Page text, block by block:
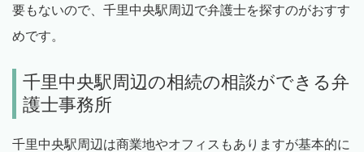
要もないので、千里中央駅周辺で弁護士を探すのがおすす
めです。
千里中央駅周辺の相続の相談ができる弁
護士事務所
千里中央駅周辺は商業地やオフィスもありますが基本的に